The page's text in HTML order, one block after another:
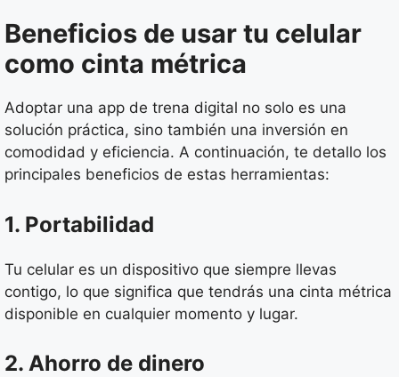
Beneficios de usar tu celular
como cinta métrica
Adoptar una app de trena digital no solo es una
solución práctica, sino también una inversión en
comodidad y eficiencia. A continuación, te detallo los
principales beneficios de estas herramientas:
1. Portabilidad
Tu celular es un dispositivo que siempre llevas
contigo, lo que significa que tendrás una cinta métrica
disponible en cualquier momento y lugar.
2. Ahorro de dinero